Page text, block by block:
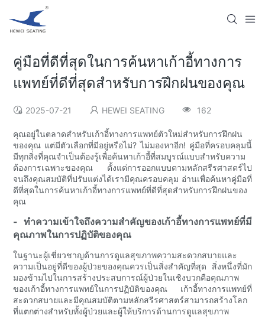
คู่มือที่ดีที่สุดในการค้นหาเก้าอี้ทางการ
แพทย์ที่ดีที่สุดสำหรับการฝึกฝนของคุณ
2025-07-21 HEWEI SEATING 162
คุณอยู่ในตลาดสำหรับเก้าอี้ทางการแพทย์ตัวใหม่สำหรับการฝึกฝน
ของคุณ แต่มีตัวเลือกที่มีอยู่หรือไม่? ไม่มองหาอีก! คู่มือที่ครอบคลุมนี้
มีทุกสิ่งที่คุณจำเป็นต้องรู้เพื่อค้นหาเก้าอี้ที่สมบูรณ์แบบสำหรับความ
ต้องการเฉพาะของคุณ ตั้งแต่การออกแบบตามหลักสรีรศาสตร์ไป
จนถึงคุณสมบัติที่ปรับแต่งได้เรามีคุณครอบคลุม อ่านเพื่อค้นหาคู่มือที่
ดีที่สุดในการค้นหาเก้าอี้ทางการแพทย์ที่ดีที่สุดสำหรับการฝึกฝนของ
คุณ
- ทำความเข้าใจถึงความสำคัญของเก้าอี้ทางการแพทย์ที่มี
คุณภาพในการปฏิบัติของคุณ
ในฐานะผู้เชี่ยวชาญด้านการดูแลสุขภาพความสะดวกสบายและ
ความเป็นอยู่ที่ดีของผู้ป่วยของคุณควรเป็นสิ่งสำคัญที่สุด สิ่งหนึ่งที่มัก
มองข้ามไปในการสร้างประสบการณ์ผู้ป่วยในเชิงบวกคือคุณภาพ
ของเก้าอี้ทางการแพทย์ในการปฏิบัติของคุณ เก้าอี้ทางการแพทย์ที่
สะดวกสบายและมีคุณสมบัติตามหลักสรีรศาสตร์สามารถสร้างโลก
ที่แตกต่างสำหรับทั้งผู้ป่วยและผู้ให้บริการด้านการดูแลสุขภาพ